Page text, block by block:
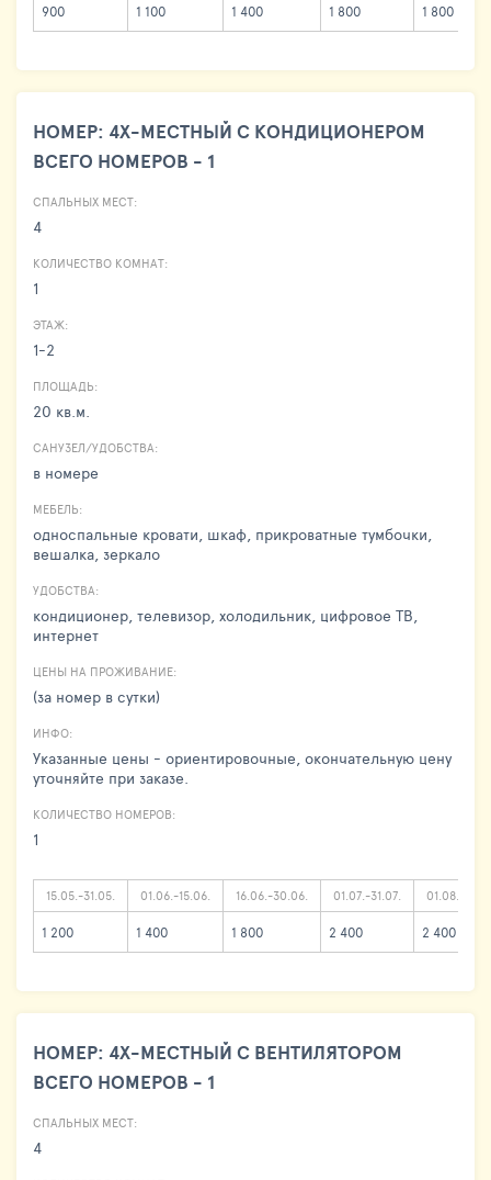
900 1 100 1 400 1 800 1 800
НОМЕР: 4Х-МЕСТНЫЙ С КОНДИЦИОНЕРОМ
ВСЕГО НОМЕРОВ - 1
СПАЛЬНЫХ МЕСТ:
4
КОЛИЧЕСТВО КОМНАТ:
1
ЭТАЖ:
1-2
ПЛОЩАДЬ:
20 кв.м.
САНУЗЕЛ/УДОБСТВА:
в номере
МЕБЕЛЬ:
односпальные кровати, шкаф, прикроватные тумбочки,
вешалка, зеркало
УДОБСТВА:
кондиционер, телевизор, холодильник, цифровое ТВ,
интернет
ЦЕНЫ НА ПРОЖИВАНИЕ:
(за номер в сутки)
ИНФО:
Указанные цены - ориентировочные, окончательную цену
уточняйте при заказе.
КОЛИЧЕСТВО НОМЕРОВ:
1
15.05.-31.05. 01.06.-15.06. 16.06.-30.06. 01.07.-31.07. 01.08.-
1 200 1 400 1 800 2 400 2 400
НОМЕР: 4Х-МЕСТНЫЙ С ВЕНТИЛЯТОРОМ
ВСЕГО НОМЕРОВ - 1
СПАЛЬНЫХ МЕСТ:
4